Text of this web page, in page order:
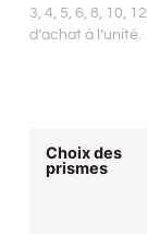
3, 4, 5, 6, 8, 10,
d’achat à l’unité.
Choix des
prismes